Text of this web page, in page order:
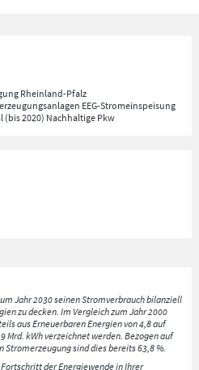
Rheinland-Pfalz
EEG-Stromeinspeisung
(bis 2020) Nachhaltige Pkw
Jahr 2030 seinen Stromverbrauch bilanziell
zu decken. Im Vergleich zum Jahr 2000
aus Erneuerbaren Energien von 4,8 auf
Mrd. kWh verzeichnet werden. Bezogen auf
sind dies bereits 63,8 %.
der Energiewende in Ihrer